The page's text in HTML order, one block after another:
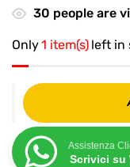
30 people are
Only1 item(s) left in
Assistenza
Scrivici su